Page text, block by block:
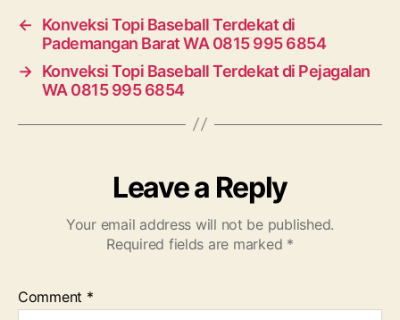
←
Konveksi Topi Baseball Terdekat di
Pademangan Barat WA 0815 995 6854
→ Konveksi Topi Baseball Terdekat di Pejagalan
WA 0815 995 6854
Leave a Reply
Your email address will not be published.
Required fields are marked *
Comment *